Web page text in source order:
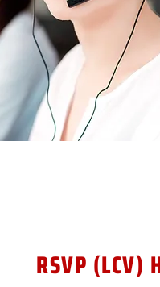
RSVP (LCV)